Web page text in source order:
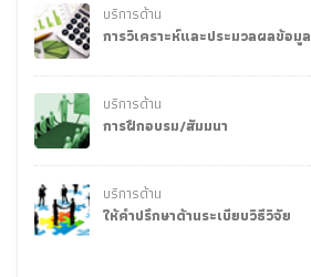
บริการด้าน
การวิเคราะห์และประมวลผลข้อมูล
บริการด้าน
การฝึกอบรม/สัมมนา
บริการด้าน
ให้คำปรึกษาด้านระเบียบวิธีวิจัย